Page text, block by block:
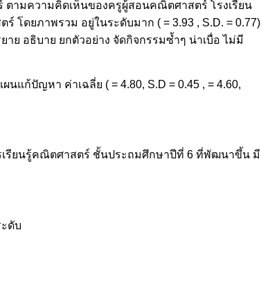
ตามความคิดเห็นของครูผู้สอนคณิตศาสตร์ โรงเรียน
โดยภาพรวม อยู่ในระดับมาก ( = 3.93 , S.D. = 0.77)
ย อธิบาย ยกตัวอย่าง จัดกิจกรรมซ้ำๆ น่าเบื่อ ไม่มี
ก้ปัญหา ค่าเฉลี่ย ( = 4.80, S.D = 0.45 , = 4.60,
เรียนรู้คณิตศาสตร์ ชั้นประถมศึกษาปีที่ 6 ที่พัฒนาขึ้น มี
ดับ